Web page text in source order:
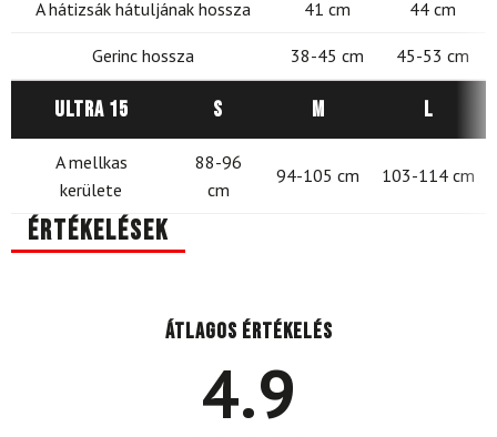
A hátizsák hátuljának hossza 41 cm 44 cm
Gerinc hossza 38-45 cm 45-53 cm
Ultra 15 S M L
A mellkas
kerülete
88-96
cm
94-105 cm 103-114 cm
Értékelések
Átlagos értékelés
4.9